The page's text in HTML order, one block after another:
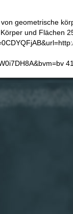
geometrische
und Flächen